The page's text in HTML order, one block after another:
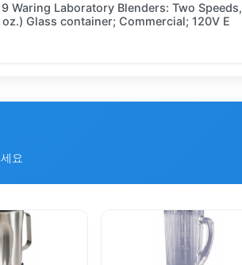
Waring Laboratory Blenders: Two Speeds,
Glass container; Commercial; 120V E
요